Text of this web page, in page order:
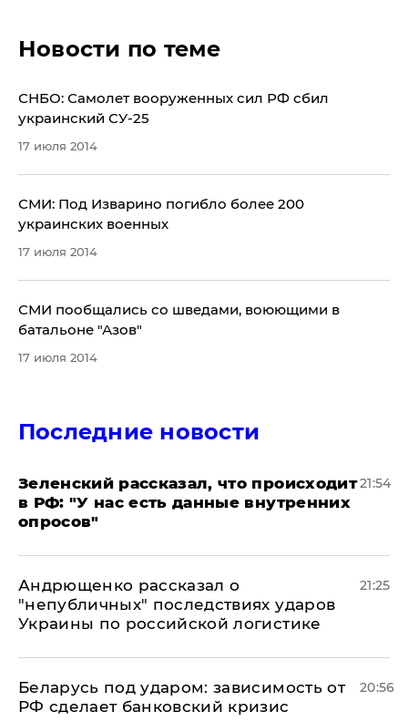
Новости по теме
СНБО: Самолет вооруженных сил РФ сбил
украинский СУ-25
17 июля 2014
СМИ: Под Изварино погибло более 200
украинских военных
17 июля 2014
СМИ пообщались со шведами, воюющими в
батальоне "Азов"
17 июля 2014
Последние новости
​Зеленский рассказал, что происходит
в РФ: "У нас есть данные внутренних
опросов"
21:54
Андрющенко рассказал о
"непубличных" последствиях ударов
Украины по российской логистике
21:25
Беларусь под ударом: зависимость от
РФ сделает банковский кризис
20:56